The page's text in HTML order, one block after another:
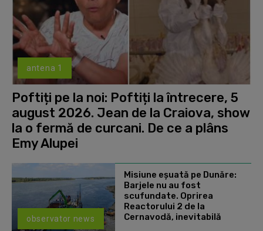
antena 1
Poftiți pe la noi: Poftiți la întrecere, 5
august 2026. Jean de la Craiova, show
la o fermă de curcani. De ce a plâns
Emy Alupei
observator news
Misiune eșuată pe Dunăre:
Barjele nu au fost
scufundate. Oprirea
Reactorului 2 de la
Cernavodă, inevitabilă